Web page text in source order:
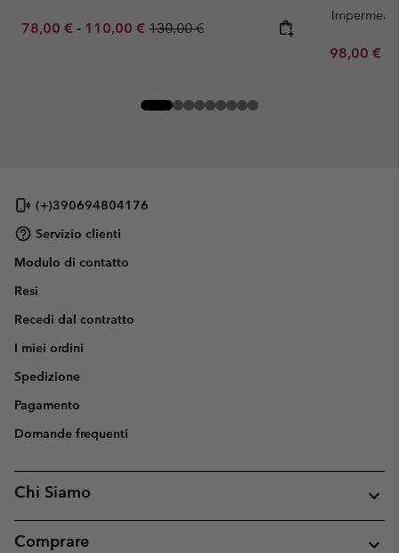
Minimum sale price:
78,00 € - Maximum sale price:
110,00 € Regular price:
130,00 €
Minimum
98,00 €
(+)390694804176
Servizio clienti
Modulo di contatto
Resi
Recedi dal contratto
I miei ordini
Spedizione
Pagamento
Domande frequenti
Chi Siamo
Comprare